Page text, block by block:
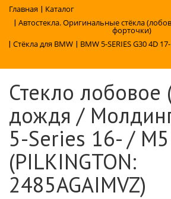
Главная | Каталог
| Автостекла. Оригинальные стёкла
форточки)
| Стёкла для BMW | BMW 5-SERIES G30 4D 17-
Стекло лобовое
дождя /
5-Series 16- /
(PILKINGTON:
2485AGAIMVZ)